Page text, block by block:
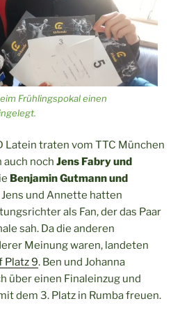
Frühlingspokal einen
Latein traten vom TTC München
auch noch Jens Fabry und
Benjamin Gutmann und
Jens und Annette hatten
als Fan, der das Paar
sah. Da die anderen
Meinung waren, landeten
Platz 9. Ben und Johanna
über einen Finaleinzug und
dem 3. Platz in Rumba freuen.